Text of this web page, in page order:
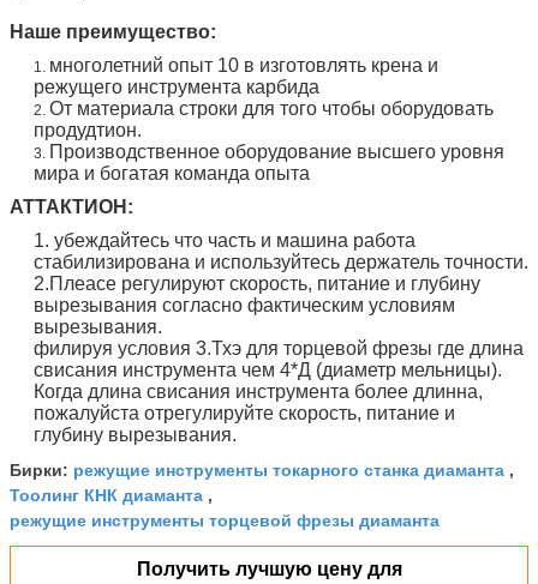
Наше преимущество:
1. многолетний опыт 10 в изготовлять крена и
режущего инструмента карбида
2. От материала строки для того чтобы оборудовать
продудтион.
3.
Производственное оборудование высшего уровня
мира и богатая команда опыта
АТТАКТИОН:
1. убеждайтесь что часть и машина работа
стабилизирована и используйтесь держатель точности.
2.Плеасе регулируют скорость, питание и глубину
вырезывания согласно фактическим условиям
вырезывания.
филируя условия 3.Тхэ для торцевой фрезы где длина
свисания инструмента чем 4*Д (диаметр мельницы).
Когда длина свисания инструмента более длинна,
пожалуйста отрегулируйте скорость, питание и
глубину вырезывания.
Бирки: режущие инструменты токарного станка диаманта ,
Тоолинг КНК диаманта ,
режущие инструменты торцевой фрезы диаманта
Получить лучшую цену для